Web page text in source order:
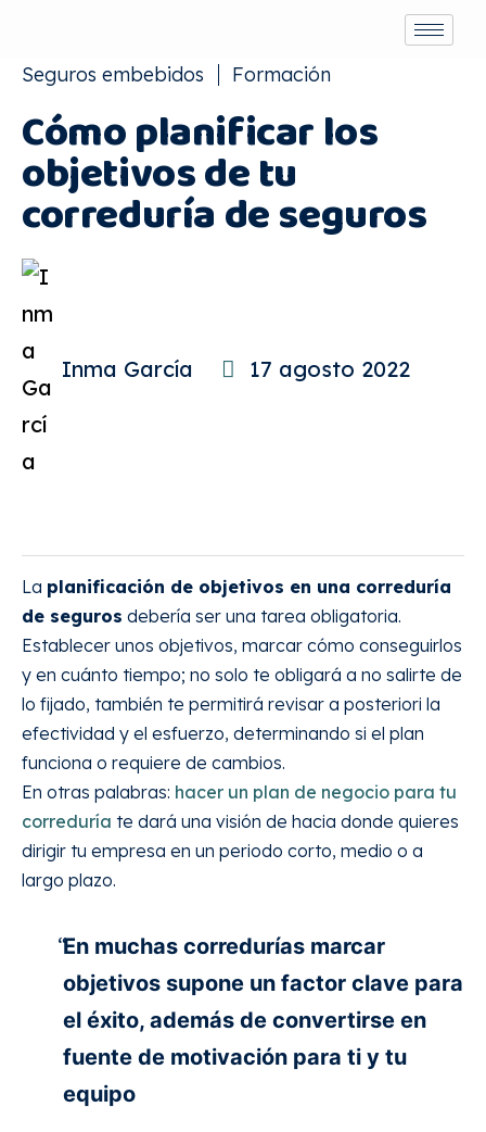
Seguros embebidos Formación
Cómo planificar los
objetivos de tu
correduría de seguros
Inma García 17 agosto 2022
La planificación de objetivos en una correduría
de seguros debería ser una tarea obligatoria.
Establecer unos objetivos, marcar cómo conseguirlos
y en cuánto tiempo; no solo te obligará a no salirte de
lo fijado, también te permitirá revisar a posteriori la
efectividad y el esfuerzo, determinando si el plan
funciona o requiere de cambios.
En otras palabras: hacer un plan de negocio para tu
correduría te dará una visión de hacia donde quieres
dirigir tu empresa en un periodo corto, medio o a
largo plazo.
En muchas corredurías marcar
objetivos supone un factor clave para
el éxito, además de convertirse en
fuente de motivación para ti y tu
equipo